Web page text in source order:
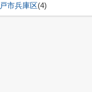
市兵庫区(4)